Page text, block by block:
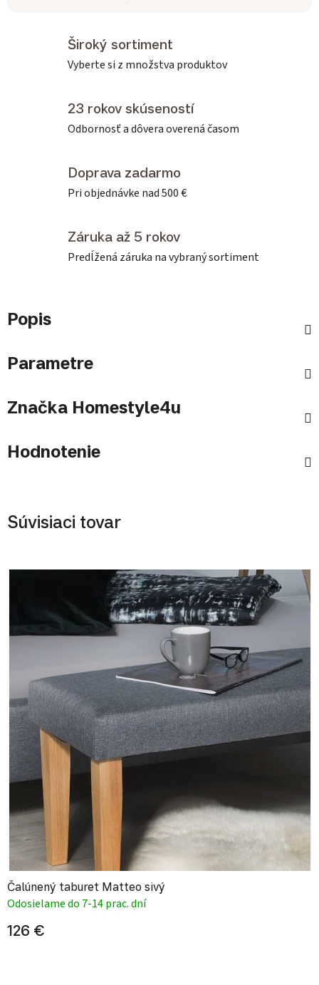
Široký sortiment
Vyberte si z množstva produktov
23 rokov skúseností
Odbornosť a dôvera overená časom
Doprava zadarmo
Pri objednávke nad 500 €
Záruka až 5 rokov
Predĺžená záruka na vybraný sortiment
Popis
Parametre
Značka Homestyle4u
Hodnotenie
Súvisiaci tovar
Čalúnený taburet Matteo sivý
Odosielame do 7-14 prac. dní
126 €